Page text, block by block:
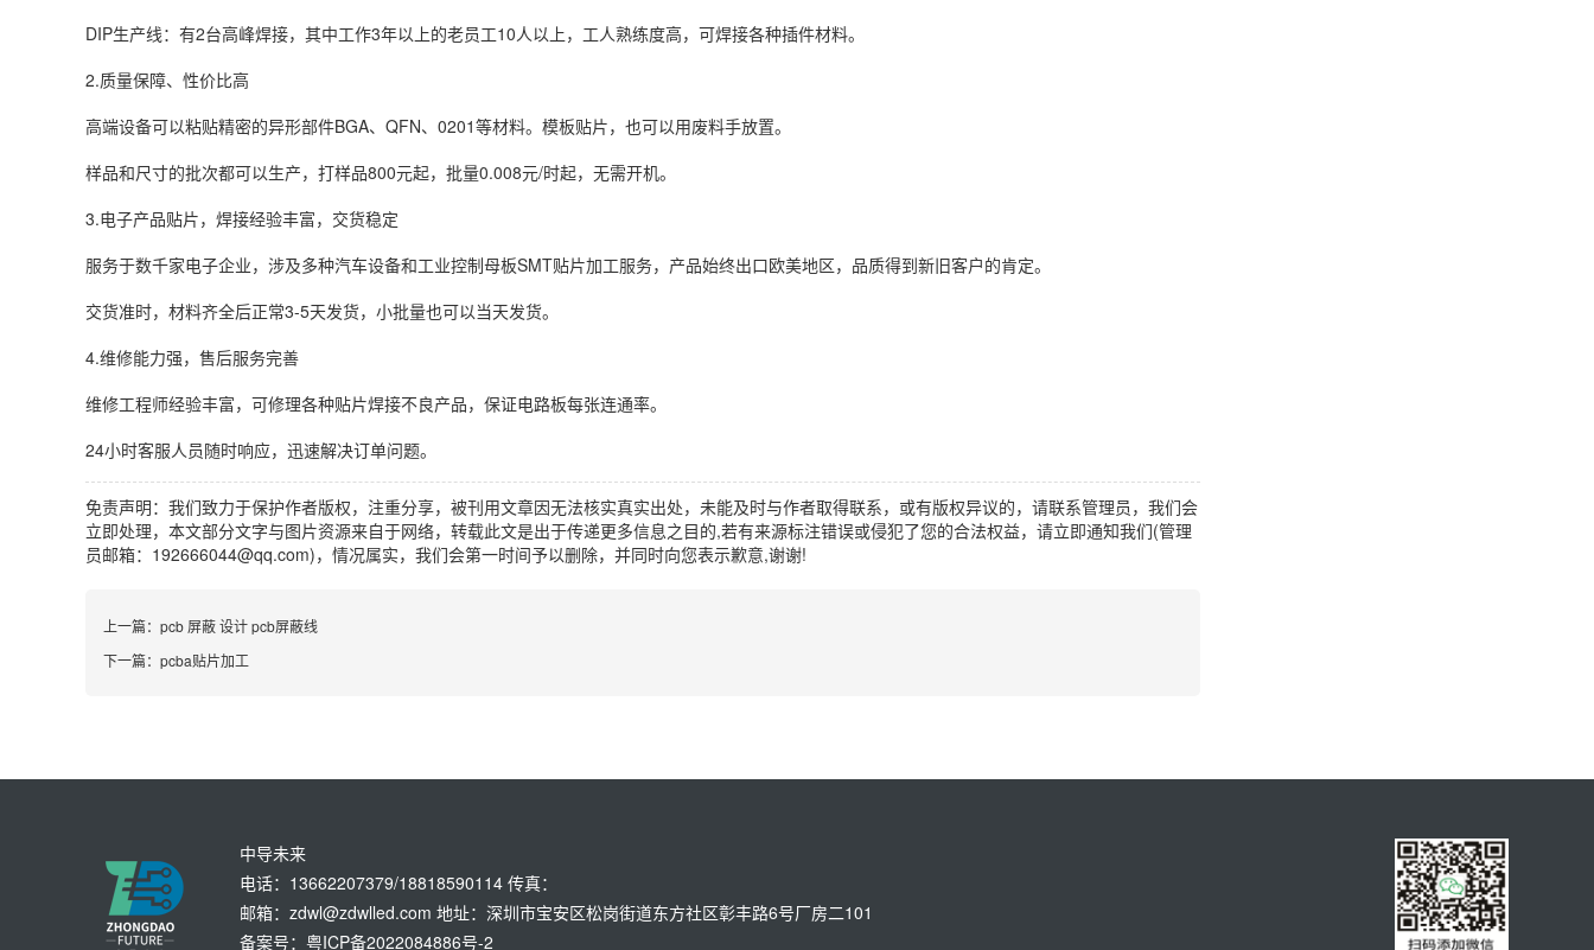
DIP生产线：有2台高峰焊接，其中工作3年以上的老员工10人以上，工人熟练度高，可焊接各种插件材料。
2.质量保障、性价比高
高端设备可以粘贴精密的异形部件BGA、QFN、0201等材料。模板贴片，也可以用废料手放置。
样品和尺寸的批次都可以生产，打样品800元起，批量0.008元/时起，无需开机。
3.电子产品贴片，焊接经验丰富，交货稳定
服务于数千家电子企业，涉及多种汽车设备和工业控制母板SMT贴片加工服务，产品始终出口欧美地区，品质得到新旧客户的肯定。
交货准时，材料齐全后正常3-5天发货，小批量也可以当天发货。
4.维修能力强，售后服务完善
维修工程师经验丰富，可修理各种贴片焊接不良产品，保证电路板每张连通率。
24小时客服人员随时响应，迅速解决订单问题。
免责声明：我们致力于保护作者版权，注重分享，被刊用文章因无法核实真实出处，未能及时与作者取得联系，或有版权异议的，请联系管理员，我们会
立即处理，本文部分文字与图片资源来自于网络，转载此文是出于传递更多信息之目的,若有来源标注错误或侵犯了您的合法权益，请立即通知我们(管理
员邮箱：192666044@qq.com)，情况属实，我们会第一时间予以删除，并同时向您表示歉意,谢谢!
上一篇： pcb 屏蔽 设计 pcb屏蔽线
下一篇： pcba贴片加工
中导未来
电话：13662207379/18818590114 传真：
邮箱：zdwl@zdwlled.com 地址：深圳市宝安区松岗街道东方社区彰丰路6号厂房二101
备案号：粤ICP备2022084886号-2